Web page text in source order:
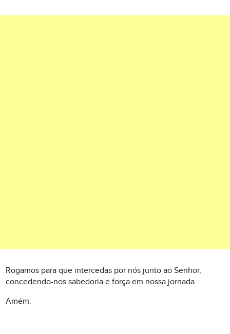
Rogamos para que intercedas por nós junto ao Senhor,
concedendo-nos sabedoria e força em nossa jornada.
Amém.